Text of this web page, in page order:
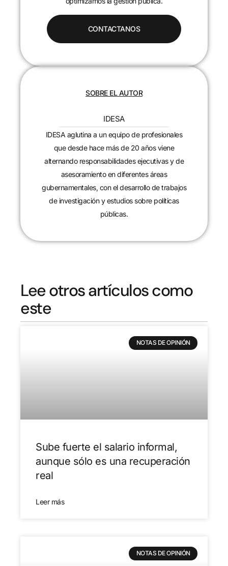
CONTACTANOS
SOBRE EL AUTOR
IDESA
IDESA aglutina a un equipo de profesionales
que desde hace más de 20 años viene
alternando responsabilidades ejecutivas y de
asesoramiento en diferentes áreas
gubernamentales, con el desarrollo de trabajos
de investigación y estudios sobre políticas
públicas.
Lee otros artículos como
este
NOTAS DE OPINIÓN
Sube fuerte el salario informal,
aunque sólo es una recuperación
real
Leer más
NOTAS DE OPINIÓN